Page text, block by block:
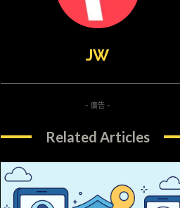
JW
- 廣告 -
Related Articles